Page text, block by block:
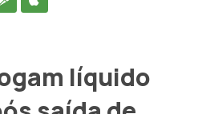
líquido